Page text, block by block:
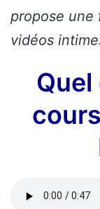
propose une
vidéos